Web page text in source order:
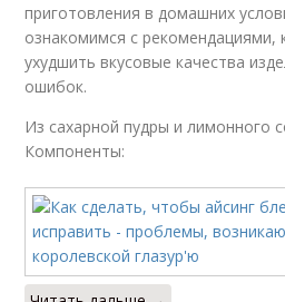
приготовления в домашних
ознакомимся с рекомендациями,
ухудшить вкусовые качества
ошибок.
Из сахарной пудры и лимонного
Компоненты: